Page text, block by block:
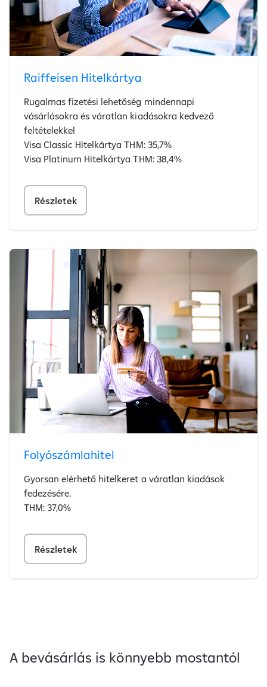
Raiffeisen Hitelkártya
Rugalmas fizetési lehetőség mindennapi
vásárlásokra és váratlan kiadásokra kedvező
feltételekkel
Visa Classic Hitelkártya THM: 35,7%
Visa Platinum Hitelkártya THM: 38,4%
Részletek
Folyószámlahitel
Gyorsan elérhető hitelkeret a váratlan kiadások
fedezésére.
THM: 37,0%
Részletek
A bevásárlás is könnyebb mostantól